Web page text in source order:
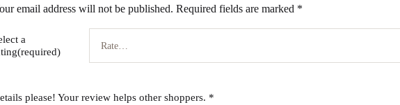
email address will not be published. Required fields are marked *
a
please! Your review helps other shoppers. *